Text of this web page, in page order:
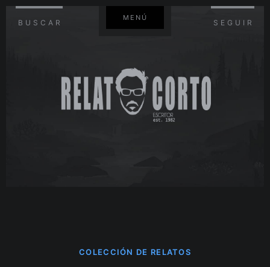
BUSCAR
MENÚ
SEGUIR
COLECCIÓN DE RELATOS